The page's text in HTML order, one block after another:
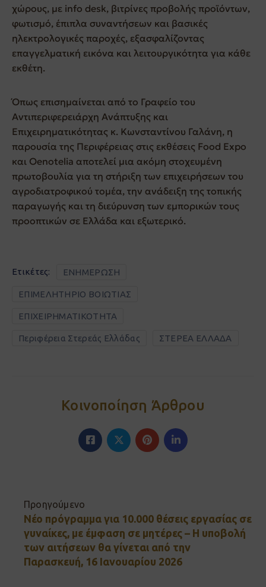
χώρους, με info desk, βιτρίνες προβολής προϊόντων,
φωτισμό, έπιπλα συναντήσεων και βασικές
ηλεκτρολογικές παροχές, εξασφαλίζοντας
επαγγελματική εικόνα και λειτουργικότητα για κάθε
εκθέτη.
Όπως επισημαίνεται από το Γραφείο του
Αντιπεριφερειάρχη Ανάπτυξης και
Επιχειρηματικότητας κ. Κωνσταντίνου Γαλάνη, η
παρουσία της Περιφέρειας στις εκθέσεις Food Expo
και Oenotelia αποτελεί μια ακόμη στοχευμένη
πρωτοβουλία για τη στήριξη των επιχειρήσεων του
αγροδιατροφικού τομέα, την ανάδειξη της τοπικής
παραγωγής και τη διεύρυνση των εμπορικών τους
προοπτικών σε Ελλάδα και εξωτερικό.
Ετικέτες: ΕΝΗΜΕΡΩΣΗ
ΕΠΙΜΕΛΗΤΗΡΙΟ ΒΟΙΩΤΙΑΣ
ΕΠΙΧΕΙΡΗΜΑΤΙΚΟΤΗΤΑ
Περιφέρεια Στερεάς Ελλάδας ΣΤΕΡΕΑ ΕΛΛΑΔΑ
Κοινοποίηση Άρθρου
Προηγούμενο
Νέο πρόγραμμα για 10.000 θέσεις εργασίας σε
γυναίκες, με έμφαση σε μητέρες – Η υποβολή
των αιτήσεων θα γίνεται από την
Παρασκευή, 16 Ιανουαρίου 2026